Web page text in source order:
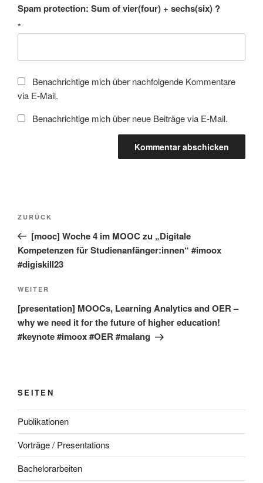
Spam protection: Sum of vier(four) + sechs(six) ?
*
Benachrichtige mich über nachfolgende Kommentare
via E-Mail.
Benachrichtige mich über neue Beiträge via E-Mail.
Beitragsnavigation
Vorheriger
Beitrag
ZURÜCK
[mooc] Woche 4 im MOOC zu „Digitale
Kompetenzen für Studienanfänger:innen“ #imoox
#digiskill23
Nächster
Beitrag
WEITER
[presentation] MOOCs, Learning Analytics and OER –
why we need it for the future of higher education!
#keynote #imoox #OER #malang
SEITEN
Publikationen
Vorträge / Presentations
Bachelorarbeiten